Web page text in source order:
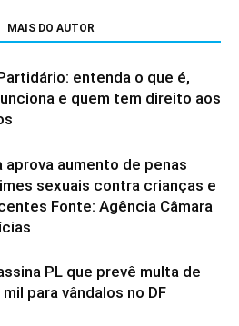
MAIS DO AUTOR
entenda o que é,
e quem tem direito aos
aprova aumento de penas
sexuais contra crianças e
Fonte: Agência Câmara
PL que prevê multa de
para vândalos no DF